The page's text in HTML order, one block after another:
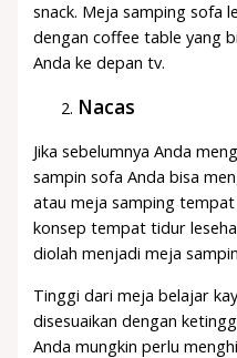
snack. Meja samping sofa
dengan coffee table yang
Anda ke depan tv.
Nacas
Jika sebelumnya Anda
sampin sofa Anda bisa
atau meja samping tempat
konsep tempat tidur
diolah menjadi meja
Tinggi dari meja belajar
disesuaikan dengan
Anda mungkin perlu